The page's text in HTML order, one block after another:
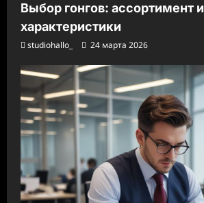
Выбор гонгов: ассортимент и
характеристики
studiohallo_ 24 марта 2026